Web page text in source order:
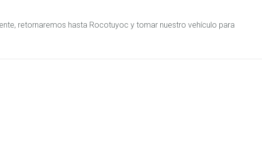
retornaremos hasta Rocotuyoc y tomar nuestro vehículo para